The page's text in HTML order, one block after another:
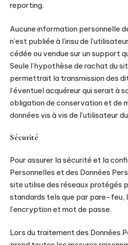
reporting.
Aucune information personnelle
n’est publiée à l’insu de
cédée ou vendue sur un support
Seule l’hypothèse de rachat du
permettrait la transmission des
l’éventuel acquéreur qui serait à
obligation de conservation et de
données vis à vis de l’utilisateur
Sécurité
Pour assurer la sécurité et la
Personnelles et des Données
site utilise des réseaux protégés
standards tels que par pare-feu,
l’encryption et mot de passe.
Lors du traitement des Données